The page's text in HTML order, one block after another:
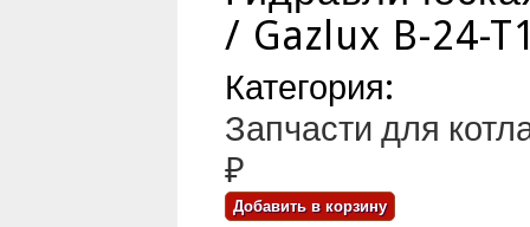
/ Gazlux B-24-
Категория:
Запчасти для
₽